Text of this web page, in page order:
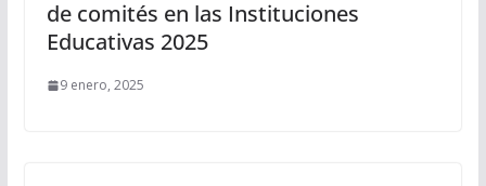
de comités en las Instituciones
Educativas 2025
9 enero, 2025